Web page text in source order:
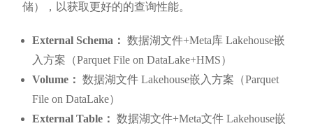
储），以获取更好的的查询性能。
External Schema： 数据湖文件+Meta库 Lakehouse嵌
入方案（Parquet File on DataLake+HMS）
Volume： 数据湖文件 Lakehouse嵌入方案（Parquet
File on DataLake）
External Table： 数据湖文件+Meta文件 Lakehouse嵌